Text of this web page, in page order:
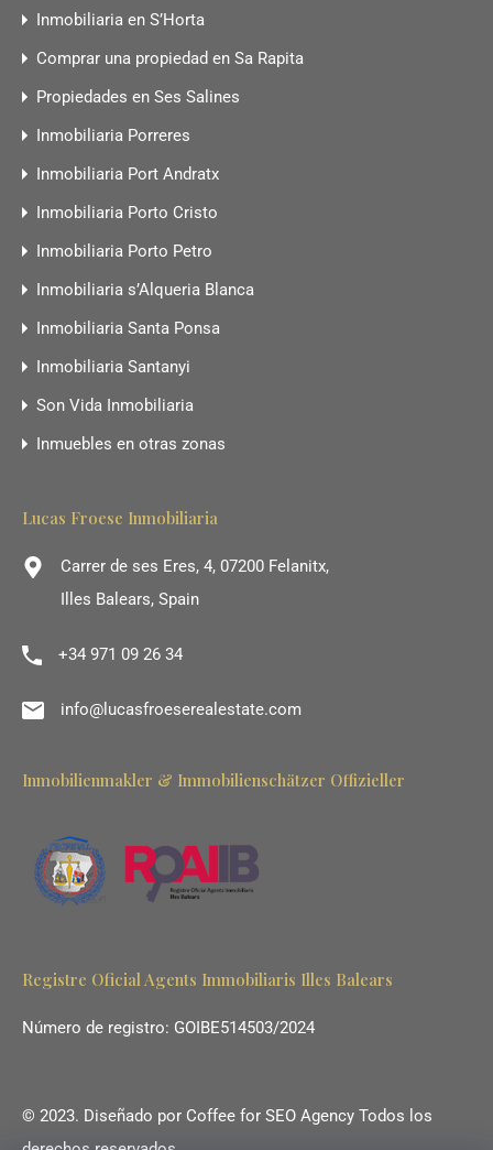
Inmobiliaria en S’Horta
Comprar una propiedad en Sa Rapita
Propiedades en Ses Salines
Inmobiliaria Porreres
Inmobiliaria Port Andratx
Inmobiliaria Porto Cristo
Inmobiliaria Porto Petro
Inmobiliaria s’Alqueria Blanca
Inmobiliaria Santa Ponsa
Inmobiliaria Santanyi
Son Vida Inmobiliaria
Inmuebles en otras zonas
Lucas Froese Inmobiliaria
Carrer de ses Eres, 4, 07200 Felanitx,
Illes Balears, Spain
+34 971 09 26 34
info@lucasfroeserealestate.com
Inmobilienmakler & Immobilienschätzer Offizieller
Registre Oficial Agents Immobiliaris Illes Balears
Número de registro: GOIBE514503/2024
© 2023. Diseñado por Coffee for SEO Agency Todos los